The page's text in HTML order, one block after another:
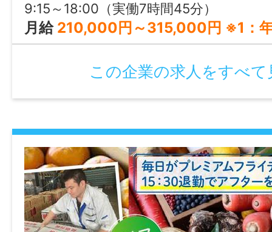
情報公開日
2026/07/06 00:00
9:15～18:00（実働7時間45分）
月給 210,000円～315,000円 ※1：年齢・経験を考慮 ※2：最下限給与は新卒の目安です。 予定年収：400万～720
この企業の求人をすべて